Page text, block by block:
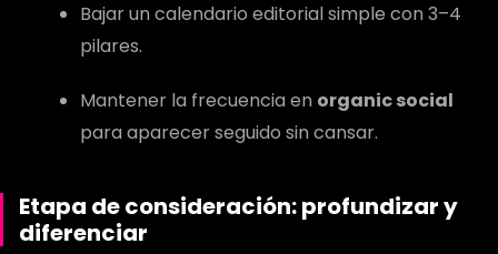
Bajar un calendario editorial simple con 3–4
pilares.
Mantener la frecuencia en organic social
para aparecer seguido sin cansar.
Etapa de consideración: profundizar y
diferenciar